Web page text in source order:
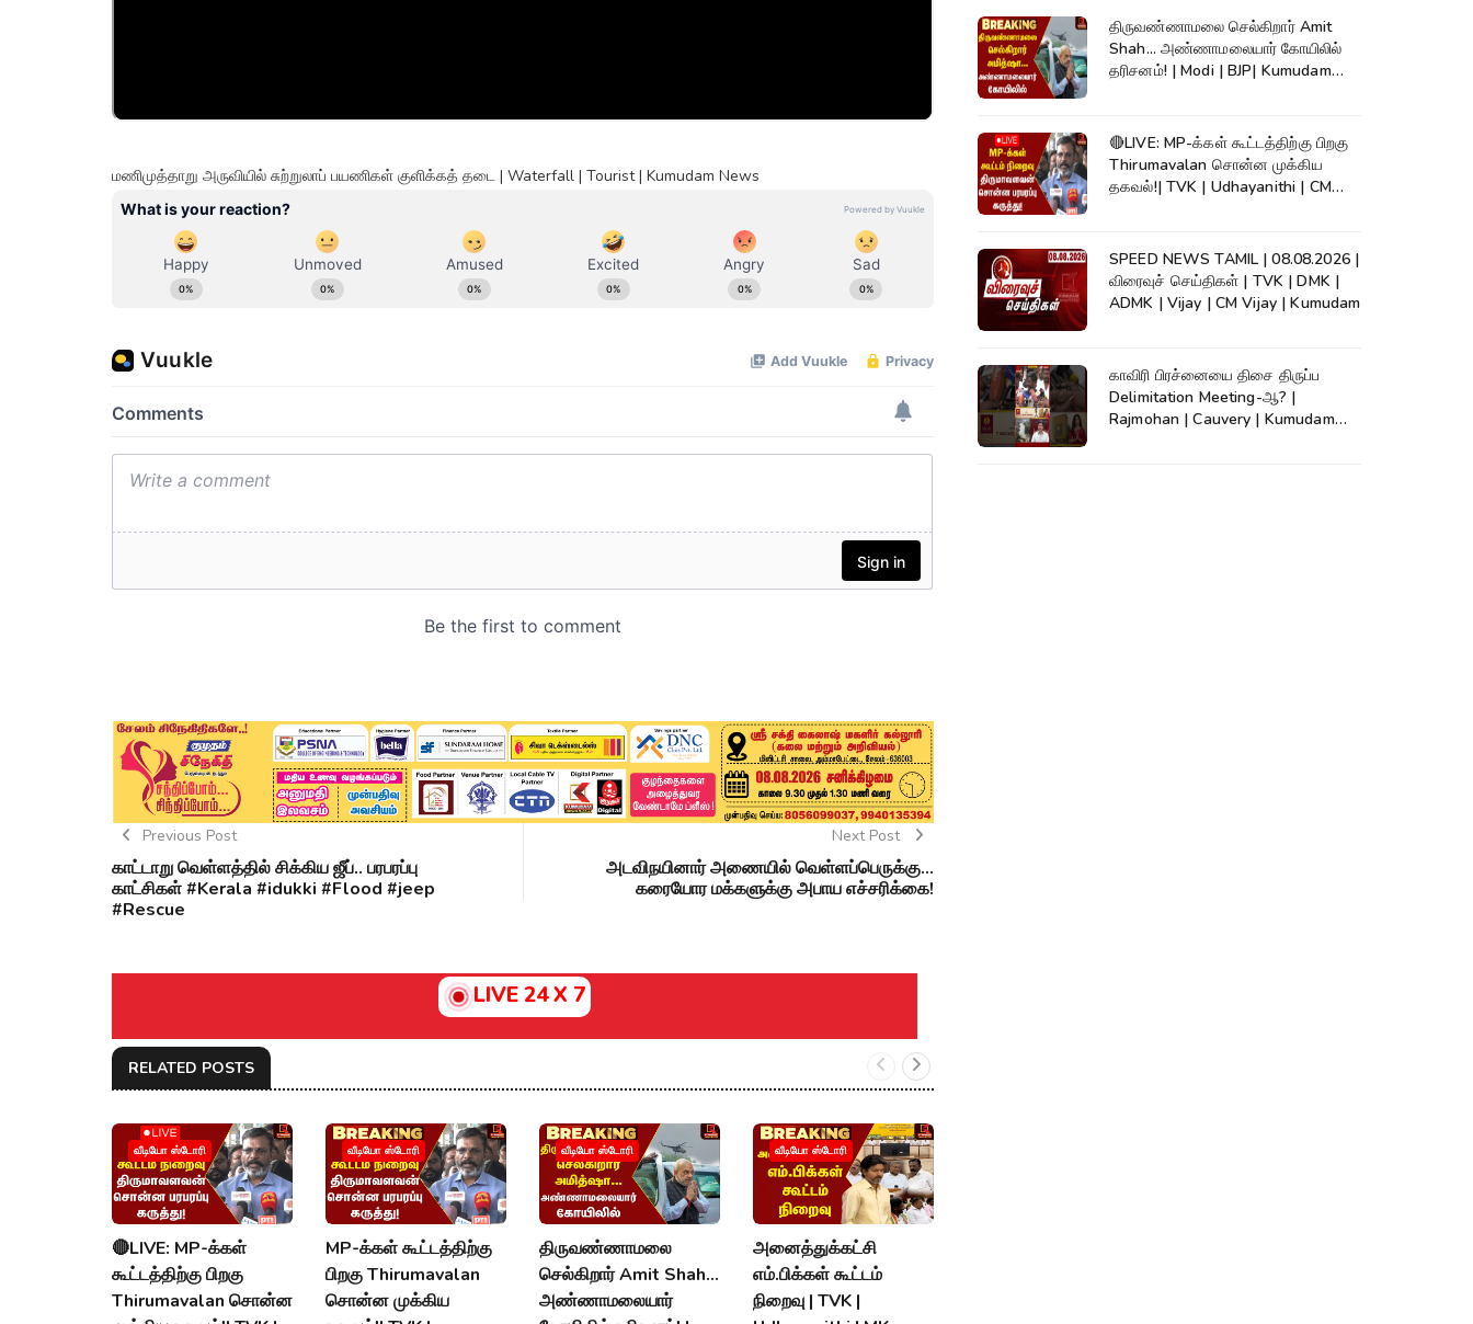
மணிமுத்தாறு அருவியில் சுற்றுலாப் பயணிகள் குளிக்கத் தடை | Waterfall | Tourist | Kumudam News
Previous Post
காட்டாறு வெள்ளத்தில் சிக்கிய ஜீப்.. பரபரப்பு
காட்சிகள் #Kerala #idukki #Flood #jeep
#Rescue
Next Post
அடவிநயினார் அணையில் வெள்ளப்பெருக்கு...
கரையோர மக்களுக்கு அபாய எச்சரிக்கை!
LIVE 24 X 7
RELATED POSTS
வீடியோ ஸ்டோரி
🔴LIVE: MP-க்கள்
கூட்டத்திற்கு பிறகு
Thirumavalan சொன்ன
வீடியோ ஸ்டோரி
MP-க்கள் கூட்டத்திற்கு
பிறகு Thirumavalan
சொன்ன முக்கிய
வீடியோ ஸ்டோரி
திருவண்ணாமலை
செல்கிறார் Amit Shah...
அண்ணாமலையார்
வீடியோ ஸ்டோரி
அனைத்துக்கட்சி
எம்.பிக்கள் கூட்டம்
நிறைவு | TVK |
திருவண்ணாமலை செல்கிறார் Amit
Shah... அண்ணாமலையார் கோயிலில்
தரிசனம்! | Modi | BJP| Kumudam
🔴LIVE: MP-க்கள் கூட்டத்திற்கு பிறகு
Thirumavalan சொன்ன முக்கிய
தகவல்!| TVK | Udhayanithi | CM
SPEED NEWS TAMIL | 08.08.2026 |
விரைவுச் செய்திகள் | TVK | DMK |
ADMK | Vijay | CM Vijay | Kumudam
காவிரி பிரச்னையை திசை திருப்ப
Delimitation Meeting-ஆ? |
Rajmohan | Cauvery | Kumudam